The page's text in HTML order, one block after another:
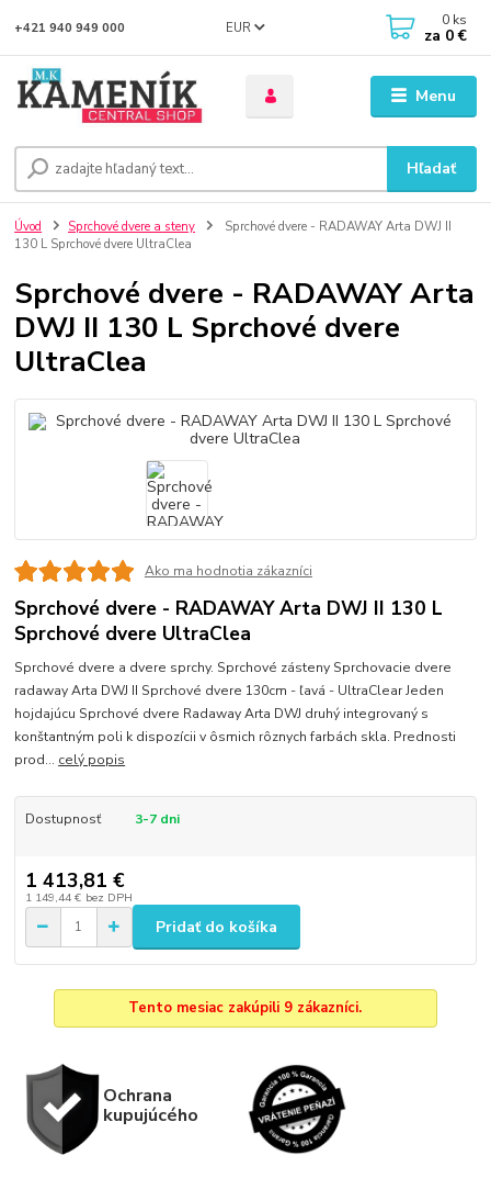
Menu
EUR
Hľadať
+421 940 949 000 0 ks
za 0 €
Úvod Sprchové dvere a steny
Sprchové dvere - RADAWAY Arta DWJ II
130 L Sprchové dvere UltraClea
Sprchové dvere - RADAWAY Arta
DWJ II 130 L Sprchové dvere
UltraClea
Ako ma hodnotia zákazníci
Sprchové dvere - RADAWAY Arta DWJ II 130 L
Sprchové dvere UltraClea
Sprchové dvere a dvere sprchy. Sprchové zásteny Sprchovacie dvere
radaway Arta DWJ II Sprchové dvere 130cm - ľavá - UltraClear Jeden
hojdajúcu Sprchové dvere Radaway Arta DWJ druhý integrovaný s
konštantným poli k dispozícii v ôsmich rôznych farbách skla. Prednosti
prod... celý popis
Dostupnosť 3-7 dni
1 413,81 €
1 149,44 € bez DPH
Pridať do košíka
Tento mesiac zakúpili 9 zákazníci.
Ochrana
kupujúcého